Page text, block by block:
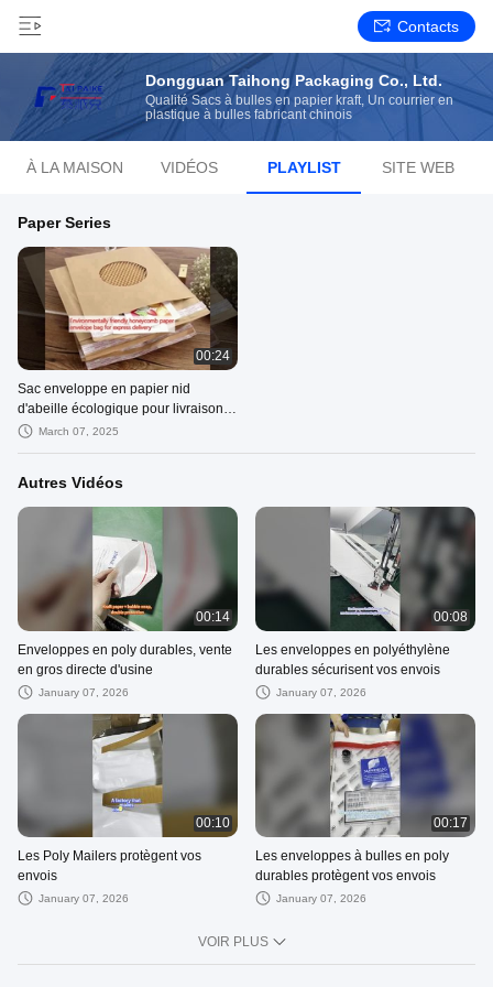
Contacts
Dongguan Taihong Packaging Co., Ltd.
Qualité Sacs à bulles en papier kraft, Un courrier en
plastique à bulles fabricant chinois
À LA MAISON VIDÉOS PLAYLIST SITE WEB
Paper Series
00:24
Sac enveloppe en papier nid
d'abeille écologique pour livraison
expressMarch 07, 2025
Autres Vidéos
00:14
Enveloppes en poly durables, vente
en gros directe d'usine
January 07, 2026
00:08
Les enveloppes en polyéthylène
durables sécurisent vos envois
January 07, 2026
00:10
Les Poly Mailers protègent vos
envois
January 07, 2026
00:17
Les enveloppes à bulles en poly
durables protègent vos envois
January 07, 2026
VOIR PLUS